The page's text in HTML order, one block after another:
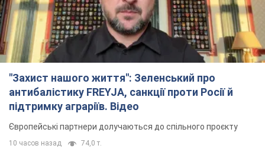
"Захист нашого життя": Зеленський про
антибалістику FREYJA, санкції проти Росії й
підтримку аграріїв. Відео
Європейські партнери долучаються до спільного проєкту
10 часов назад 74,0 т.